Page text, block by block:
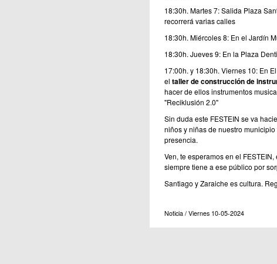
18:30h. Martes 7: Salida Plaza
recorrerá varias calles
18:30h. Miércoles 8: En el Jardín
18:30h. Jueves 9: En la Plaza
17:00h. y 18:30h. Viernes 10: En
el taller de construcción de
hacer de ellos instrumentos
"Reciklusión 2.0"
Sin duda este FESTEIN se va
niños y niñas de nuestro
presencia.
Ven, te esperamos en el
siempre tiene a ese público por
Santiago y Zaraiche es cultura.
Noticia / Viernes 10-05-2024